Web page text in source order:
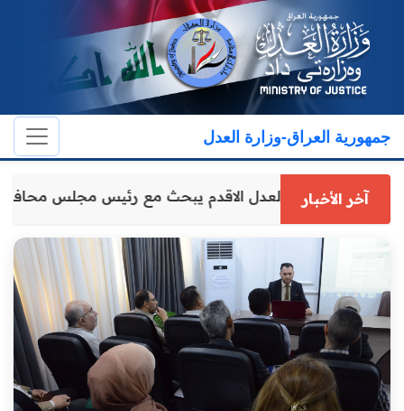
جمهورية العراق-وزارة العدل
آخر الأخبار
وكيل وزارة العدل الاقدم يبحث مع رئيس مجلس